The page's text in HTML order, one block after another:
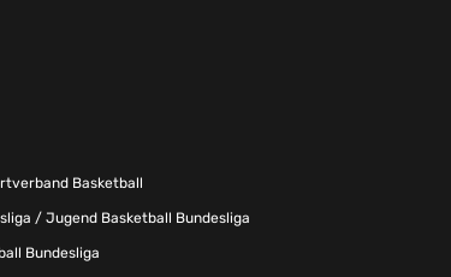
Basketball
/ Jugend Basketball Bundesliga
Bundesliga